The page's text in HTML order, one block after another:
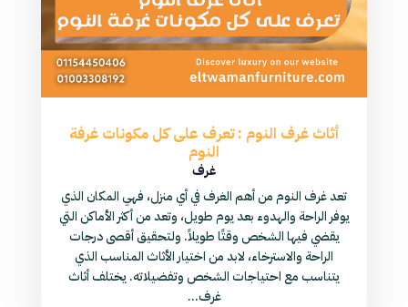
أثاث غرف النوم : تعرف على كل مكونات غرفة
النوم
غرف
تعد غرف النوم من أهم الغرف في أي منزل، فهي المكان الذي
يوفر الراحة والهدوء بعد يوم طويل، وتعد من أكثر الأماكن التي
يقضي فيها الشخص وقتًا طويلاً. ولتحقيق أقصى درجات
الراحة والاسترخاء، لابد من اختيار الأثاث المناسب الذي
يتناسب مع احتياجات الشخص وتفضيلاته. يختلف أثاث
غرف...